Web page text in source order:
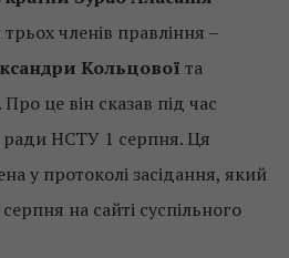
членів правління –
Кольцової та
. Про це він сказав під час
ради НСТУ 1 серпня. Ця
у протоколі засідання, який
на сайті суспільного